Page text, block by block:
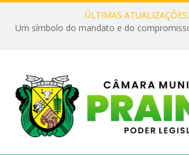
ÚLTIMAS ATUALIZAÇÕES: